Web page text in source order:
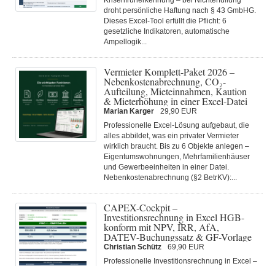
droht persönliche Haftung nach § 43 GmbHG.
Dieses Excel-Tool erfüllt die Pflicht: 6
gesetzliche Indikatoren, automatische
Ampellogik...
Vermieter Komplett-Paket 2026 –
Nebenkostenabrechnung, CO₂-
Aufteilung, Mieteinnahmen, Kaution
& Mieterhöhung in einer Excel-Datei
Marian Karger
29,90 EUR
Professionelle Excel-Lösung aufgebaut, die
alles abbildet, was ein privater Vermieter
wirklich braucht. Bis zu 6 Objekte anlegen –
Eigentumswohnungen, Mehrfamilienhäuser
und Gewerbeeinheiten in einer Datei.
Nebenkostenabrechnung (§2 BetrKV):...
CAPEX-Cockpit –
Investitionsrechnung in Excel HGB-
konform mit NPV, IRR, AfA,
DATEV-Buchungssatz & GF-Vorlage
Christian Schütz
69,90 EUR
Professionelle Investitionsrechnung in Excel –